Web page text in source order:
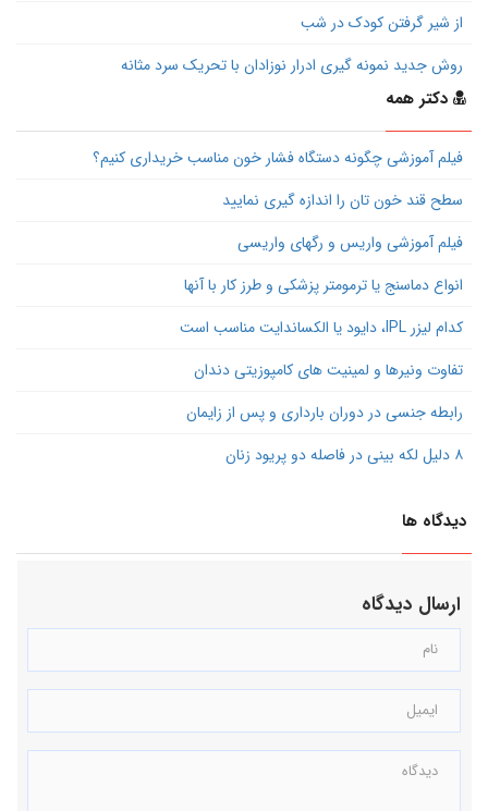
از شیر گرفتن کودک در شب
روش جدید نمونه گیری ادرار نوزادان با تحریک سرد مثانه
دکتر همه
فیلم آموزشی چگونه دستگاه فشار خون مناسب خریداری کنیم؟
سطح قند خون تان را اندازه گیری نمایید
فیلم آموزشی واریس و رگهای واریسی
انواع دماسنج یا ترمومتر پزشکی و طرز کار با آنها
کدام لیزر IPL، دایود یا الکساندایت مناسب است
تفاوت ونیرها و لمینیت های کامپوزیتی دندان
رابطه جنسی در دوران بارداری و پس از زایمان
۸ دلیل لکه بینی در فاصله دو پریود زنان
دیدگاه ها
ارسال دیدگاه